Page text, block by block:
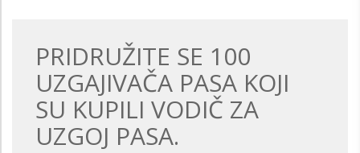
PRIDRUŽITE SE 100
UZGAJIVAČA PASA KOJI
SU KUPILI VODIČ ZA
UZGOJ PASA.